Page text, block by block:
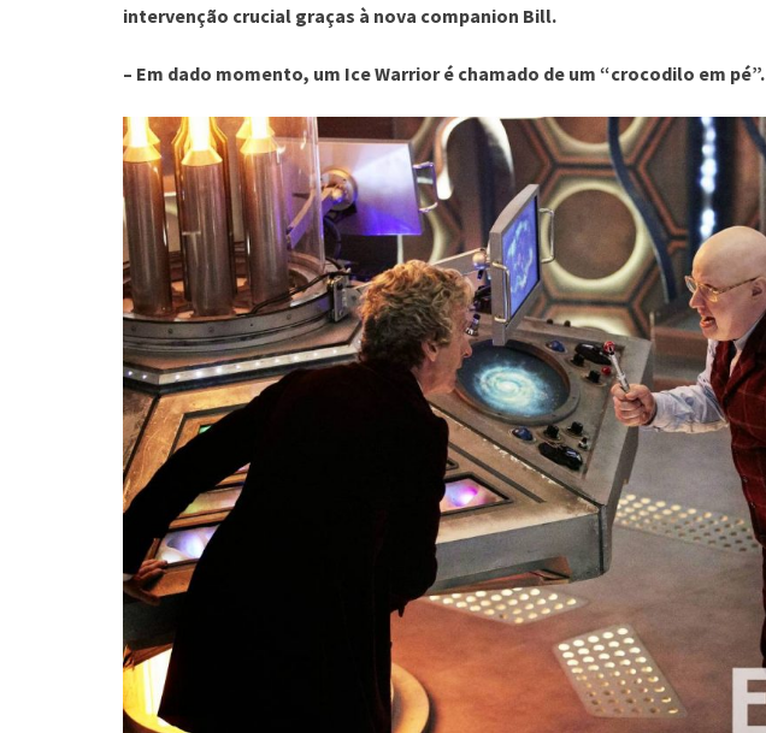
intervenção crucial graças à nova companion Bill.
– Em dado momento, um Ice Warrior é chamado de um “crocodilo em pé”.